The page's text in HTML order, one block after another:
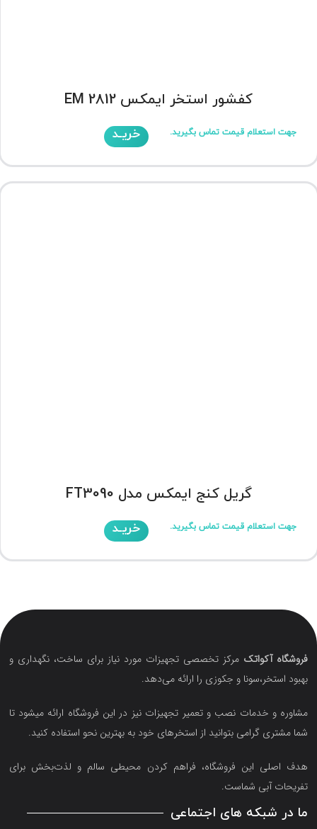
کفشور استخر ایمکس EM 2812
جهت استعلام قیمت تماس بگیرید. خریـد
گریل کنج ایمکس مدل FT3090
جهت استعلام قیمت تماس بگیرید. خریـد
فروشگاه آکواتک مرکز تخصصی تجهیزات مورد نیاز برای ساخت، نگهداری و
بهبود استخر،سونا و جکوزی را ارائه می‌دهد.
مشاوره و خدمات نصب و تعمیر تجهیزات نیز در این فروشگاه ارائه میشود تا
شما مشتری گرامی بتوانید از استخرهای خود به بهترین نحو استفاده کنید.
هدف اصلی این فروشگاه‌، فراهم کردن محیطی سالم و لذت‌بخش برای
تفریحات آبی شماست.
ما در شبکه های اجتماعی